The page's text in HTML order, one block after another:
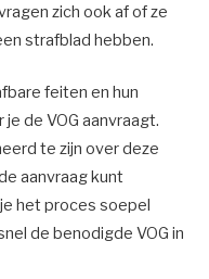
zich ook af of ze
strafblad hebben.
feiten en hun
de VOG aanvraagt.
te zijn over deze
aanvraag kunt
het proces soepel
de benodigde VOG in